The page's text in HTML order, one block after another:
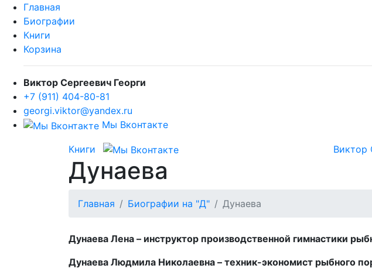
Главная
Биографии
Книги
Корзина
Виктор Сергеевич Георги
+7 (911) 404-80-81
georgi.viktor@yandex.ru
Мы Вконтакте
Книги Виктор
Дунаева
Главная Биографии на "Д" Дунаева
Дунаева Лена – инструктор производственной гимнастики
Дунаева Людмила Николаевна – техник-экономист рыбного